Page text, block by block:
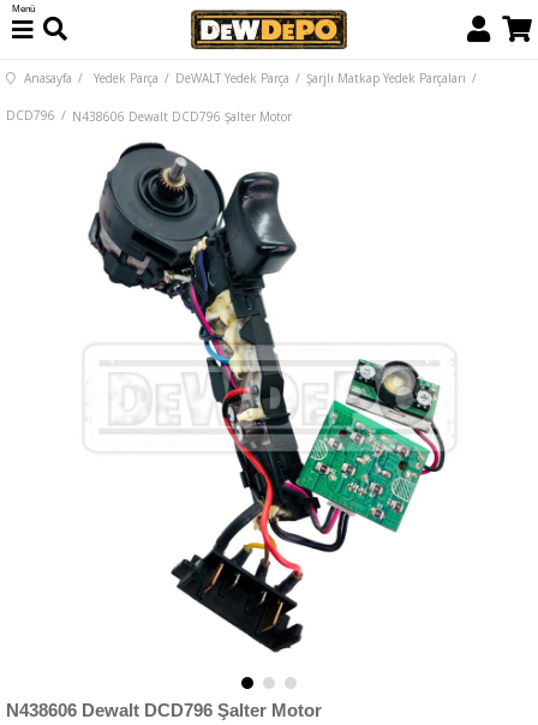
Menü
Anasayfa Yedek Parça DeWALT Yedek Parça Şarjlı Matkap Yedek Parçaları
DCD796 N438606 Dewalt DCD796 Şalter Motor
N438606 Dewalt DCD796 Şalter Motor